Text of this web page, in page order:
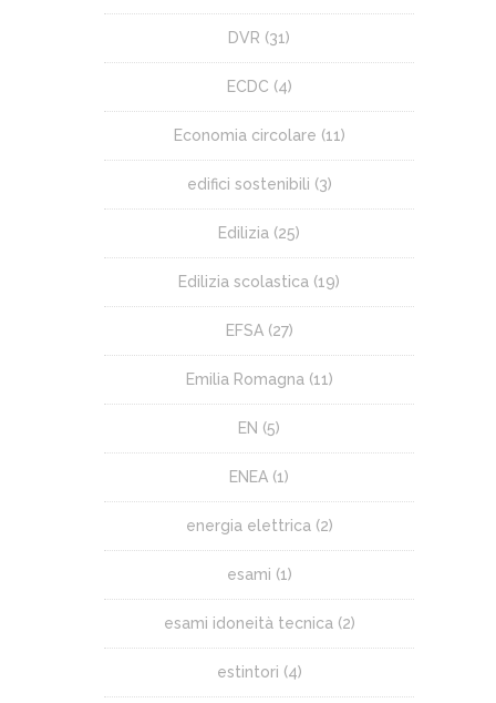
DVR (31)
ECDC (4)
Economia circolare (11)
edifici sostenibili (3)
Edilizia (25)
Edilizia scolastica (19)
EFSA(27)
Emilia Romagna (11)
EN (5)
ENEA (1)
energia elettrica (2)
esami (1)
esami idoneità tecnica (2)
estintori (4)